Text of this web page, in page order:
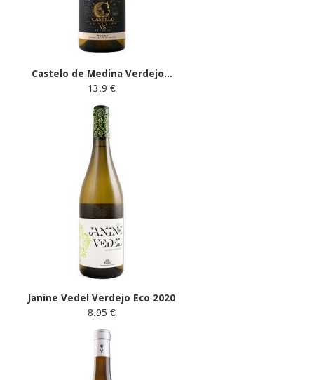
Castelo de Medina Verdejo...
13.9 €
Janine Vedel Verdejo Eco 2020
8.95 €